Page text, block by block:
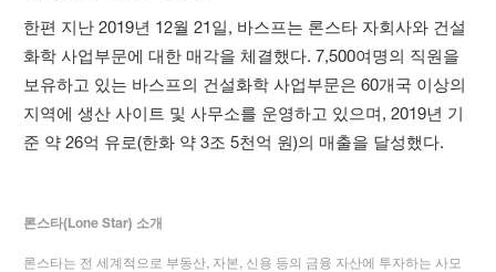
한편 지난 2019년 12월 21일, 바스프는 론스타 자회사와 건설
화학 사업부문에 대한 매각을 체결했다. 7,500여명의 직원을
보유하고 있는 바스프의 건설화학 사업부문은 60개국 이상의
지역에 생산 사이트 및 사무소를 운영하고 있으며, 2019년 기
준 약 26억 유로(한화 약 3조 5천억 원)의 매출을 달성했다.
론스타(Lone Star) 소개
론스타는 전 세계적으로 부동산, 자본, 신용 등의 금융 자산에 투자하는 사모